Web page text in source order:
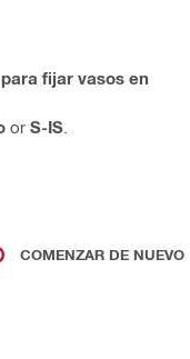
fijar vasos en
or S-IS
COMENZAR DE NUEVO